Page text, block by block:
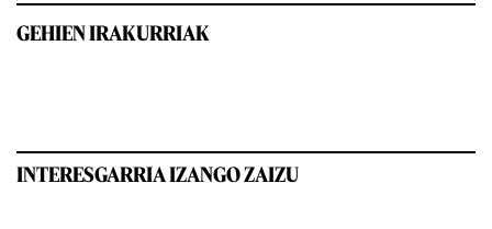
GEHIEN IRAKURRIAK
INTERESGARRIA IZANGO ZAIZU